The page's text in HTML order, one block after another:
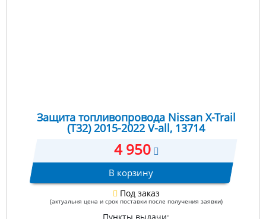
Защита топливопровода Nissan X-Trail
(T32) 2015-2022 V-all, 13714
4 950
В корзину
Под заказ
(актуальня цена и срок поставки после получения заявки)